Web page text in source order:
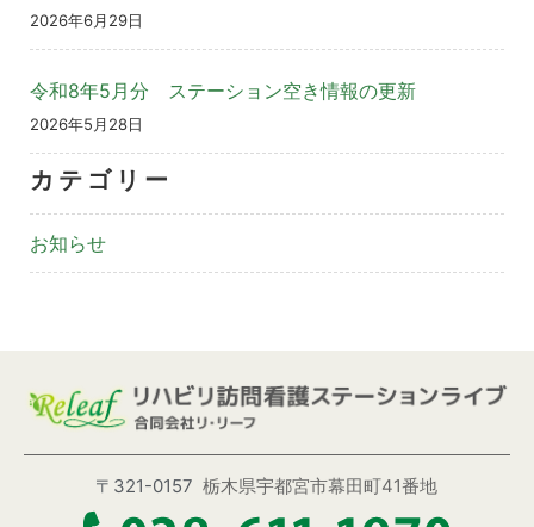
2026年6月29日
令和8年5月分 ステーション空き情報の更新
2026年5月28日
カテゴリー
お知らせ
〒321-0157栃木県宇都宮市幕田町41番地